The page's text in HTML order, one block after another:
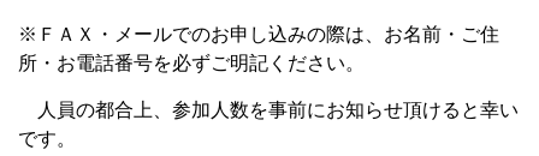
※ＦＡＸ・メールでのお申し込みの際は、お名前・ご住
所・お電話番号を必ずご明記ください。
人員の都合上、参加人数を事前にお知らせ頂けると幸い
です。